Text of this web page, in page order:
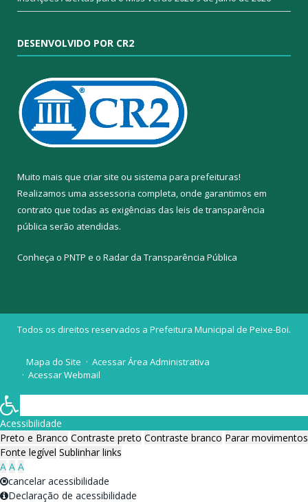
DESENVOLVIDO POR CR2
Muito mais que criar site ou sistema para prefeituras!
Realizamos uma assessoria completa, onde garantimos em
contrato que todas as exigências das leis de transparência
pública serão atendidas.
Conheça o PNTP e o Radar da Transparência Pública
Todos os direitos reservados a Prefeitura Municipal de Peixe-Boi.
Mapa do Site
Acessar Área Administrativa
Acessar Webmail
Acessibilidade
Preto e Branco Contraste preto Contraste branco Parar movimentos
Fonte legível Sublinhar links
A A A
cancelar acessibilidade
Declaração de acessibilidade